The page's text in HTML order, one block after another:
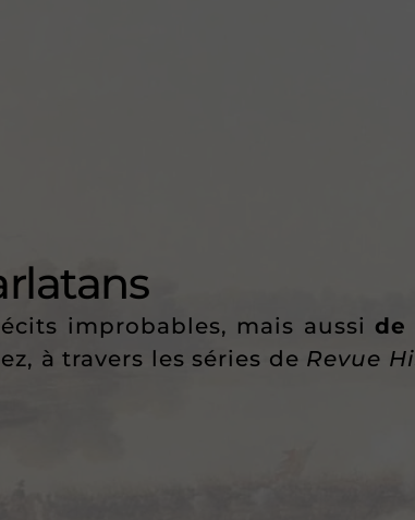
improbables, mais ausside
à travers les séries de Revue